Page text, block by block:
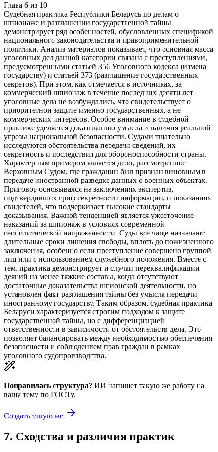
Глава 6 из 10
Судебная практика Республики Беларусь по делам о
шпионаже и разглашении государственной тайны
демонстрирует ряд особенностей, обусловленных спецификой
национального законодательства и правоприменительной
политики. Анализ материалов показывает, что основная масса
уголовных дел данной категории связана с преступлениями,
предусмотренными статьей 356 Уголовного кодекса (измена
государству) и статьей 373 (разглашение государственных
секретов). При этом, как отмечается в источниках, за
коммерческий шпионаж в течение последних десяти лет
уголовные дела не возбуждались, что свидетельствует о
приоритетной защите именно государственных, а не
коммерческих интересов. Особое внимание в судебной
практике уделяется доказыванию умысла и наличия реальной
угрозы национальной безопасности. Судами тщательно
исследуются обстоятельства передачи сведений, их
секретность и последствия для обороноспособности страны.
Характерным примером является дело, рассмотренное
Верховным Судом, где гражданин был признан виновным в
передаче иностранной разведке данных о военных объектах.
Приговор основывался на заключениях экспертиз,
подтвердивших гриф секретности информации, и показаниях
свидетелей, что подчеркивает высокие стандарты
доказывания. Важной тенденцией является ужесточение
наказаний за шпионаж в условиях современной
геополитической напряженности. Суды все чаще назначают
длительные сроки лишения свободы, вплоть до пожизненного
заключения, особенно если преступление совершено группой
лиц или с использованием служебного положения. Вместе с
тем, практика демонстрирует и случаи переквалификации
деяний на менее тяжкие составы, когда отсутствуют
достаточные доказательства шпионской деятельности, но
установлен факт разглашения тайны без умысла передачи
иностранному государству. Таким образом, судебная практика
Беларуси характеризуется строгим подходом к защите
государственной тайны, но с дифференциацией
ответственности в зависимости от обстоятельств дела. Это
позволяет балансировать между необходимостью обеспечения
безопасности и соблюдением прав граждан в рамках
уголовного судопроизводства.
Понравилась структура? ИИ напишет такую же работу на
вашу тему по ГОСТу.
Создать такую же
7. Сходства и различия практик